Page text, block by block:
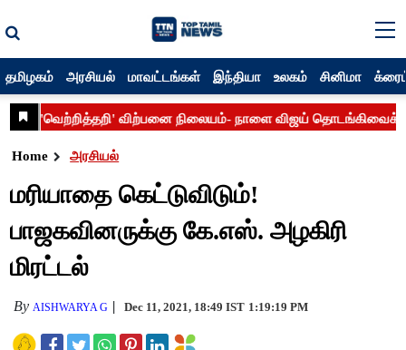
தமிழகம் அரசியல் மாவட்டங்கள் இந்தியா உலகம் சினிமா
Home அரசியல்
மரியாதை கெட்டுவிடும்!
பாஜகவினருக்கு கே.எஸ். அழகிரி
மிரட்டல்
By AISHWARYA G Dec 11, 2021, 18:49 IST 1:19:19 PM